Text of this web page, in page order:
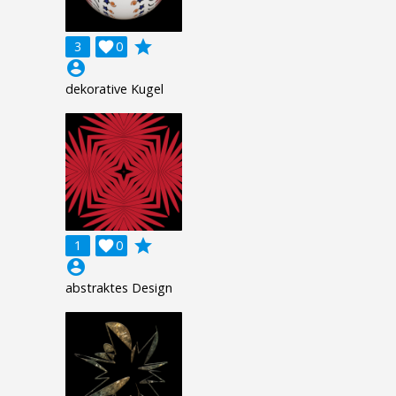
3 0

grade
account_circle
dekorative Kugel
1 0

grade
account_circle
abstraktes Design